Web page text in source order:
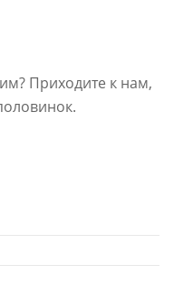
Приходите к нам,